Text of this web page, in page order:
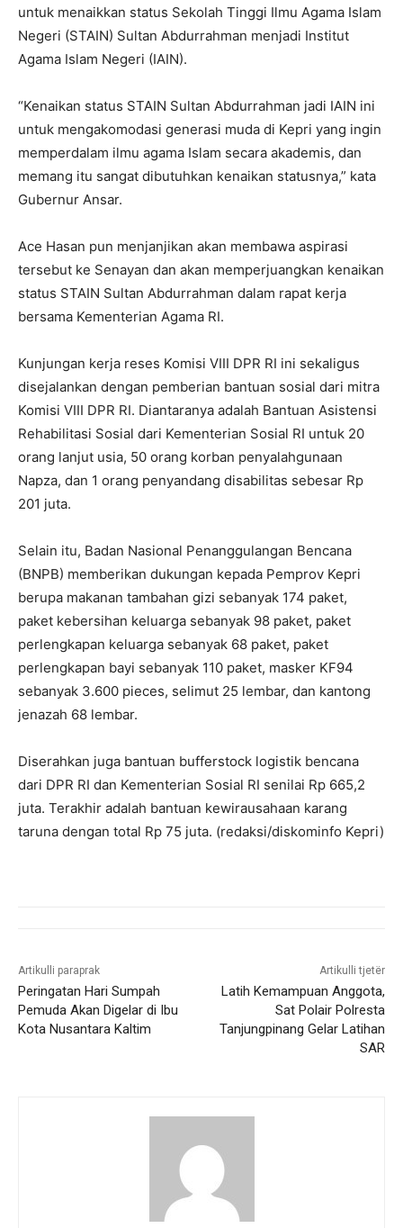
untuk menaikkan status Sekolah Tinggi Ilmu Agama Islam
Negeri (STAIN) Sultan Abdurrahman menjadi Institut
Agama Islam Negeri (IAIN).
“Kenaikan status STAIN Sultan Abdurrahman jadi IAIN ini
untuk mengakomodasi generasi muda di Kepri yang ingin
memperdalam ilmu agama Islam secara akademis, dan
memang itu sangat dibutuhkan kenaikan statusnya,” kata
Gubernur Ansar.
Ace Hasan pun menjanjikan akan membawa aspirasi
tersebut ke Senayan dan akan memperjuangkan kenaikan
status STAIN Sultan Abdurrahman dalam rapat kerja
bersama Kementerian Agama RI.
Kunjungan kerja reses Komisi VIII DPR RI ini sekaligus
disejalankan dengan pemberian bantuan sosial dari mitra
Komisi VIII DPR RI. Diantaranya adalah Bantuan Asistensi
Rehabilitasi Sosial dari Kementerian Sosial RI untuk 20
orang lanjut usia, 50 orang korban penyalahgunaan
Napza, dan 1 orang penyandang disabilitas sebesar Rp
201 juta.
Selain itu, Badan Nasional Penanggulangan Bencana
(BNPB) memberikan dukungan kepada Pemprov Kepri
berupa makanan tambahan gizi sebanyak 174 paket,
paket kebersihan keluarga sebanyak 98 paket, paket
perlengkapan keluarga sebanyak 68 paket, paket
perlengkapan bayi sebanyak 110 paket, masker KF94
sebanyak 3.600 pieces, selimut 25 lembar, dan kantong
jenazah 68 lembar.
Diserahkan juga bantuan bufferstock logistik bencana
dari DPR RI dan Kementerian Sosial RI senilai Rp 665,2
juta. Terakhir adalah bantuan kewirausahaan karang
taruna dengan total Rp 75 juta. (redaksi/diskominfo Kepri)
Artikulli paraprak
Peringatan Hari Sumpah
Pemuda Akan Digelar di Ibu
Kota Nusantara Kaltim
Artikulli tjetër
Latih Kemampuan Anggota,
Sat Polair Polresta
Tanjungpinang Gelar Latihan
SAR